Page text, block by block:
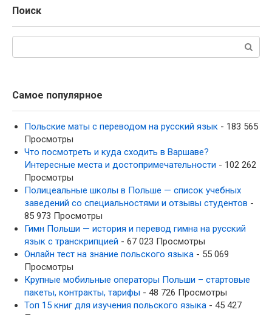
Поиск
Самое популярное
Польские маты с переводом на русский язык - 183 565
Просмотры
Что посмотреть и куда сходить в Варшаве?
Интересные места и достопримечательности - 102 262
Просмотры
Полицеальные школы в Польше — список учебных
заведений со специальностями и отзывы студентов -
85 973 Просмотры
Гимн Польши — история и перевод гимна на русский
язык с транскрипцией - 67 023 Просмотры
Онлайн тест на знание польского языка - 55 069
Просмотры
Крупные мобильные операторы Польши – стартовые
пакеты, контракты, тарифы - 48 726 Просмотры
Топ 15 книг для изучения польского языка - 45 427